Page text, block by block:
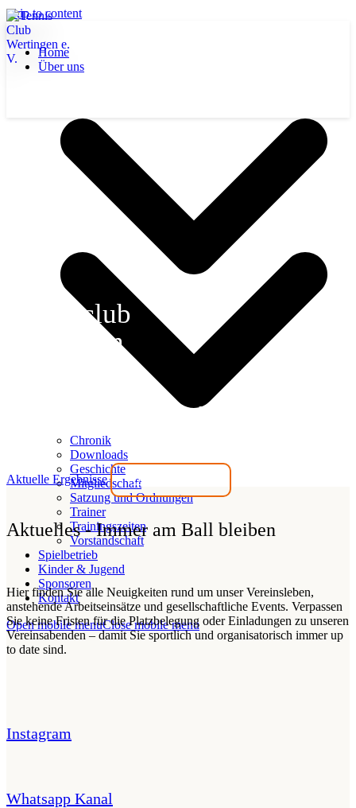
Skip to content
Home
Über uns
Chronik
Downloads
Geschichte
Mitgliedschaft
Satzung und Ordnungen
Trainer
Trainingszeiten
Vorstandschaft
Spielbetrieb
Kinder & Jugend
Sponsoren
Kontakt
Open mobile menuClose mobile menu
Tennisclub
Wertingen
Wir stehen für Gemeinschaft!
Aktuelle Ergebnisse Unseren Verein
Aktuelles - Immer am Ball bleiben
Hier finden Sie alle Neuigkeiten rund um unser Vereinsleben,
anstehende Arbeitseinsätze und gesellschaftliche Events. Verpassen
Sie keine Fristen für die Platzbelegung oder Einladungen zu unseren
Vereinsabenden – damit Sie sportlich und organisatorisch immer up
to date sind.
Instagram
Whatsapp Kanal